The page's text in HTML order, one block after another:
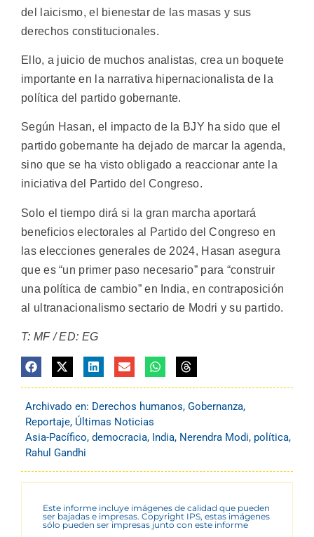
del laicismo, el bienestar de las masas y sus
derechos constitucionales.
Ello, a juicio de muchos analistas, crea un boquete
importante en la narrativa hipernacionalista de la
política del partido gobernante.
Según Hasan, el impacto de la BJY ha sido que el
partido gobernante ha dejado de marcar la agenda,
sino que se ha visto obligado a reaccionar ante la
iniciativa del Partido del Congreso.
Solo el tiempo dirá si la gran marcha aportará
beneficios electorales al Partido del Congreso en
las elecciones generales de 2024, Hasan asegura
que es “un primer paso necesario” para “construir
una política de cambio” en India, en contraposición
al ultranacionalismo sectario de Modri y su partido.
T: MF / ED: EG
Archivado en: Derechos humanos, Gobernanza,
Reportaje, Últimas Noticias
Asia-Pacífico, democracia, India, Nerendra Modi, política,
Rahul Gandhi
Este informe incluye imágenes de calidad que pueden
ser bajadas e impresas. Copyright IPS, estas imágenes
sólo pueden ser impresas junto con este informe